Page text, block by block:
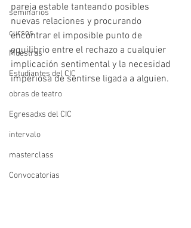
seminarios
cursos
Muestras
Estudiantes del CIC
obras de teatro
Egresadxs del CIC
intervalo
masterclass
Convocatorias
pareja estable tanteando posibles
nuevas relaciones y procurando
encontrar el imposible punto de
equilibrio entre el rechazo a cualquier
implicación sentimental y la necesidad
imperiosa de sentirse ligada a alguien.